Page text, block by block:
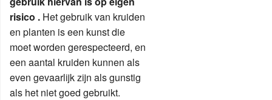
risico . Het gebruik van kruiden
en planten is een kunst die
moet worden gerespecteerd, en
een aantal kruiden kunnen als
even gevaarlijk zijn als gunstig
als het niet goed gebruikt.